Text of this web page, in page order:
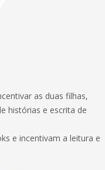
as duas filhas,
histórias e escrita de
e incentivam a leitura e